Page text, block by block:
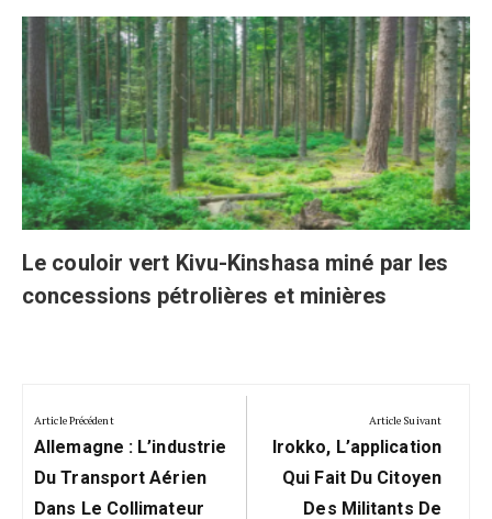
Le couloir vert Kivu-Kinshasa miné par les
concessions pétrolières et minières
de
l’article
Article Précédent
Previous
Post:
Allemagne : L’industrie
Du Transport Aérien
Dans Le Collimateur
Article Suivant
Next
Post:
Irokko, L’application
Qui Fait Du Citoyen
Des Militants De